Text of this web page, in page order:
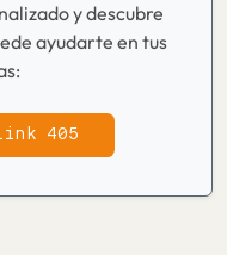
y descubre
ayudarte en tus
405